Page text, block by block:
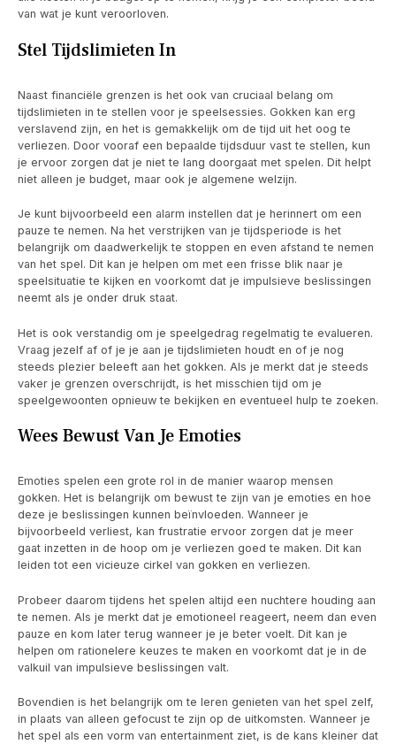
van wat je kunt veroorloven.
Stel Tijdslimieten In
Naast financiële grenzen is het ook van cruciaal belang om
tijdslimieten in te stellen voor je speelsessies. Gokken kan erg
verslavend zijn, en het is gemakkelijk om de tijd uit het oog te
verliezen. Door vooraf een bepaalde tijdsduur vast te stellen, kun
je ervoor zorgen dat je niet te lang doorgaat met spelen. Dit helpt
niet alleen je budget, maar ook je algemene welzijn.
Je kunt bijvoorbeeld een alarm instellen dat je herinnert om een
pauze te nemen. Na het verstrijken van je tijdsperiode is het
belangrijk om daadwerkelijk te stoppen en even afstand te nemen
van het spel. Dit kan je helpen om met een frisse blik naar je
speelsituatie te kijken en voorkomt dat je impulsieve beslissingen
neemt als je onder druk staat.
Het is ook verstandig om je speelgedrag regelmatig te evalueren.
Vraag jezelf af of je je aan je tijdslimieten houdt en of je nog
steeds plezier beleeft aan het gokken. Als je merkt dat je steeds
vaker je grenzen overschrijdt, is het misschien tijd om je
speelgewoonten opnieuw te bekijken en eventueel hulp te zoeken.
Wees Bewust Van Je Emoties
Emoties spelen een grote rol in de manier waarop mensen
gokken. Het is belangrijk om bewust te zijn van je emoties en hoe
deze je beslissingen kunnen beïnvloeden. Wanneer je
bijvoorbeeld verliest, kan frustratie ervoor zorgen dat je meer
gaat inzetten in de hoop om je verliezen goed te maken. Dit kan
leiden tot een vicieuze cirkel van gokken en verliezen.
Probeer daarom tijdens het spelen altijd een nuchtere houding aan
te nemen. Als je merkt dat je emotioneel reageert, neem dan even
pauze en kom later terug wanneer je je beter voelt. Dit kan je
helpen om rationelere keuzes te maken en voorkomt dat je in de
valkuil van impulsieve beslissingen valt.
Bovendien is het belangrijk om te leren genieten van het spel zelf,
in plaats van alleen gefocust te zijn op de uitkomsten. Wanneer je
het spel als een vorm van entertainment ziet, is de kans kleiner dat